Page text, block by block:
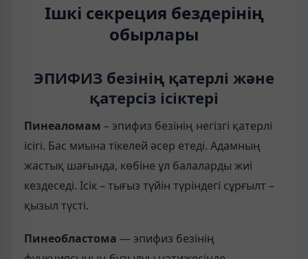
Ішкі секреция бездерінің
обырлары
ЭПИФИЗ безінің қатерлі және
қатерсіз ісіктері
Пинеаломам – эпифиз безінің негізгі қатерлі
ісігі. Бас миына тікелей әсер етеді. Адамның
жастық шағында, көбіне ұл балаларды жиі
кездеседі. Ісік – тығыз түйін түріндегі сұрғылт –
қызыл түсті.
Пинеобластома — эпифиз безінің